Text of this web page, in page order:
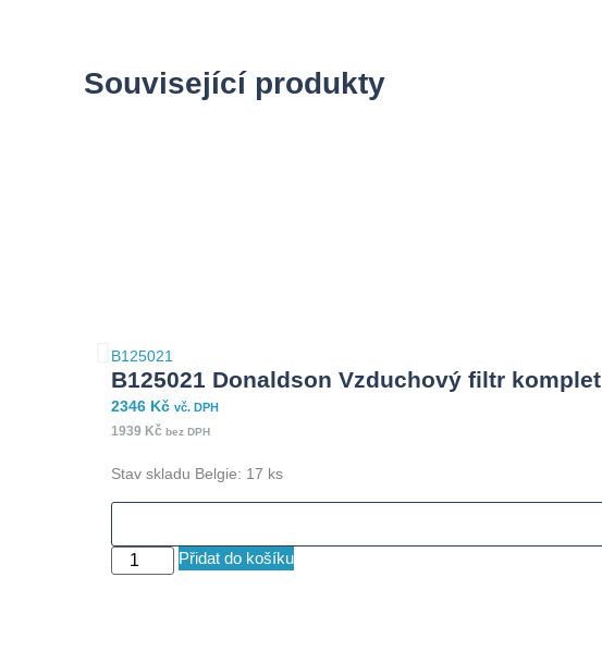
Související produkty
B125021
B125021 Donaldson Vzduchový filtr komplet
2346 Kč vč. DPH
1939 Kč bez DPH
Stav skladu Belgie: 17 ks
Přidat do košíku